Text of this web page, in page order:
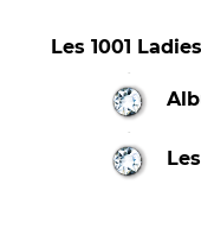
Les 1001